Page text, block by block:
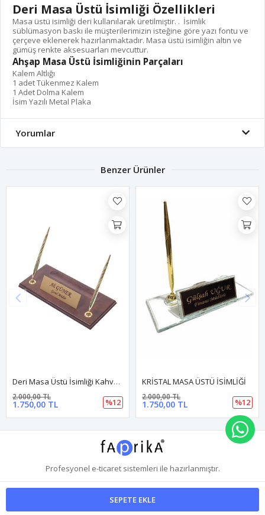
SEPETE EKLE
Deri Masa Üstü İsimliği Özellikleri
Masa üstü isimliği deri kullanılarak üretilmiştir. . İsimlik
süblümasyon baskı ile müşterilerimizin isteğine göre yazı fontu ve
çerçeve eklenerek hazırlanmaktadır. Masa üstü isimliğin altın ve
gümüş renkte aksesuarları mevcuttur.
Ahşap Masa Üstü İsimliğinin Parçaları
Kalem Altlığı
1 adet Tükenmez Kalem
1 Adet Dolma Kalem
İsim Yazılı Metal Plaka
Yorumlar
Benzer Ürünler
Deri Masa Üstü İsimliği Kahverengi
%12
KRİSTAL MASA ÜSTÜ İSİMLİĞİ
1.750,00 TL
2.000,00 TL
%12 1.750,00 TL
2.000,00 TL
Profesyonel e-ticaretsistemleri ile hazırlanmıştır.